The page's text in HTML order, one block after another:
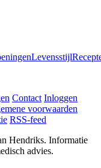
Levensstijl
Contact Inloggen
voorwaarden
RSS-feed
Hendriks. Informatie
advies.